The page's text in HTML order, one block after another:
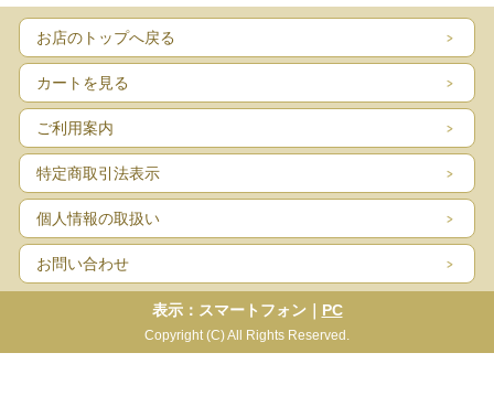
お店のトップへ戻る
カートを見る
ご利用案内
特定商取引法表示
個人情報の取扱い
お問い合わせ
表示：スマートフォン｜ PC
Copyright (C) All Rights Reserved.